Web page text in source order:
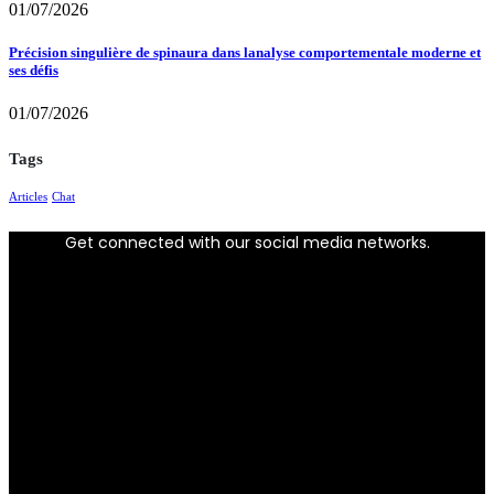
01/07/2026
Précision singulière de spinaura dans lanalyse comportementale moderne et
ses défis
01/07/2026
Tags
Articles Chat
Get connected with our social media networks.